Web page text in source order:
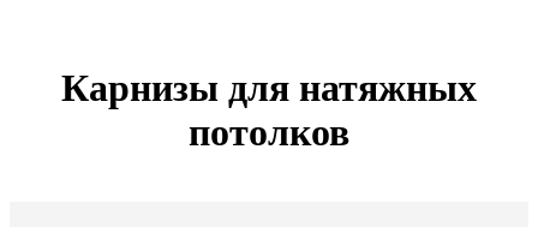
Карнизы для натяжных
потолков